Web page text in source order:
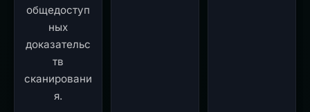
общедоступ
ных
доказательс
тв
сканировани
я.